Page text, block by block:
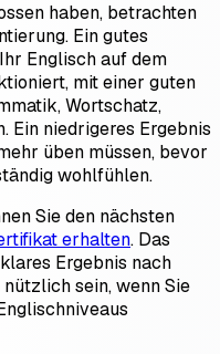
haben, betrachten
Ein gutes
Englisch auf dem
mit einer guten
Wortschatz,
Ein niedrigeres Ergebnis
üben müssen, bevor
wohlfühlen.
Sie den nächsten
erhalten. Das
Ergebnis nach
sein, wenn Sie